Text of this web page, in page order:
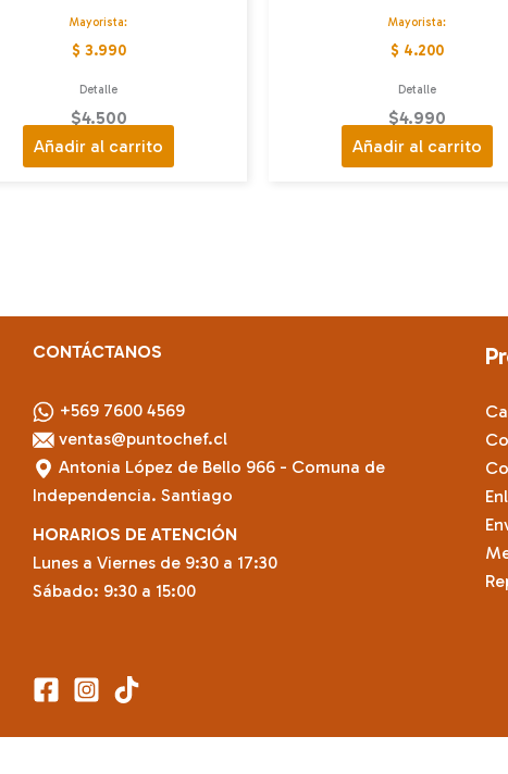
Mayorista:
$ 3.990
Detalle
$4.500
Añadir al carrito
Mayorista:
$ 4.200
Detalle
$4.990
Añadir al carrito
CONTÁCTANOS
+569 7600 4569
ventas@puntochef.cl
Antonia López de Bello 966 - Comuna de
Independencia. Santiago
HORARIOS DE ATENCIÓN
Lunes a Viernes de 9:30 a 17:30
Sábado: 9:30 a 15:00